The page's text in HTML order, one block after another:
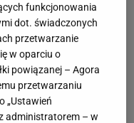
funkcjonowania
dot. świadczonych
przetwarzanie
w oparciu o
powiązanej – Agora
przetwarzaniu
„Ustawień
administratorem – w